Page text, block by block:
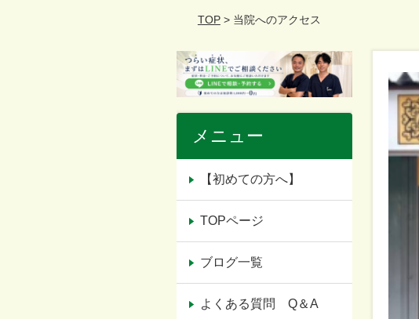
TOP> 当院へのアクセス
メニュー
【初めての方へ】
TOPページ
ブログ一覧
よくある質問 Q＆A